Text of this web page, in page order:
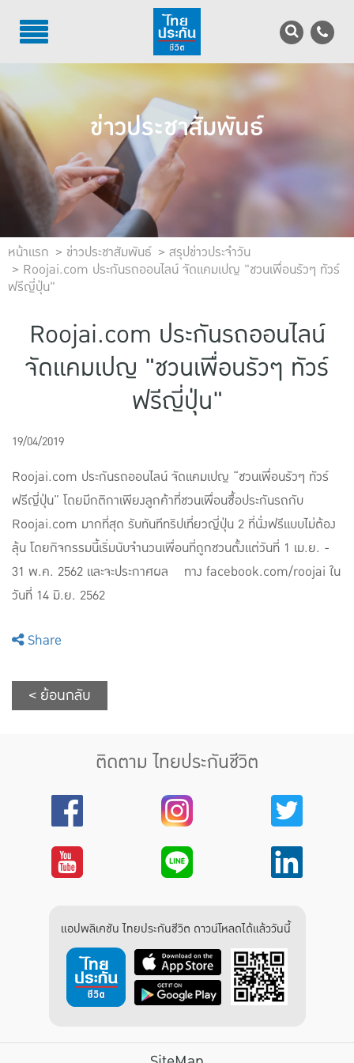
TH EN
บริการลูกค้า
บริการตัวแทน
รู้จักไทยประกันชีวิต
นักลงทุนสัมพันธ์
เพื่อสังคมไทย
ติดต่อไทยประกันชีวิต
บทความ
แบบประกันทั้งหมด
แบบประกันที่เหมาะกับช่วงอายุ
เปรียบเทียบแบบประกัน
เลือกแบบประกันที่เหมาะกับคุณ
TL Learning Center
ข่าวประชาสัมพันธ์
หน้าแรก ข่าวประชาสัมพันธ์
สรุปข่าวประจำวัน
Roojai.com ประกันรถออนไลน์ จัดแคมเปญ "ชวนเพื่อนรัวๆ ทัวร์
ฟรีญี่ปุ่น"
Roojai.com ประกันรถออนไลน์
จัดแคมเปญ "ชวนเพื่อนรัวๆ ทัวร์
ฟรีญี่ปุ่น"
19/04/2019
Roojai.com ประกันรถออนไลน์ จัดแคมเปญ “ชวนเพื่อนรัวๆ ทัวร์
ฟรีญี่ปุ่น” โดยมีกติกาเพียงลูกค้าที่ชวนเพื่อนซื้อประกันรถกับ
Roojai.com มากที่สุด รับทันทีทริปเที่ยวญี่ปุ่น 2 ที่นั่งฟรีแบบไม่ต้อง
ลุ้น โดยกิจกรรมนี้เริ่มนับจำนวนเพื่อนที่ถูกชวนตั้งแต่วันที่ 1 เม.ย. -
31 พ.ค. 2562 และจะประกาศผล ทาง facebook.com/roojai ใน
วันที่ 14 มิ.ย. 2562
Share
< ย้อนกลับ
ติดตาม ไทยประกันชีวิต
แอปพลิเคชัน ไทยประกันชีวิต ดาวน์โหลดได้แล้ววันนี้